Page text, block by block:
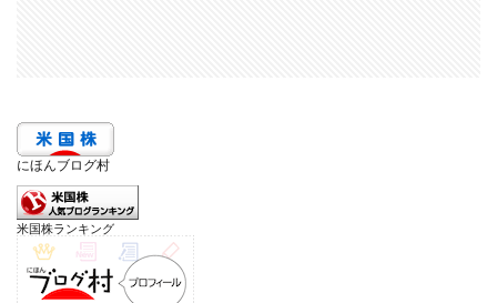
にほんブログ村
米国株ランキング